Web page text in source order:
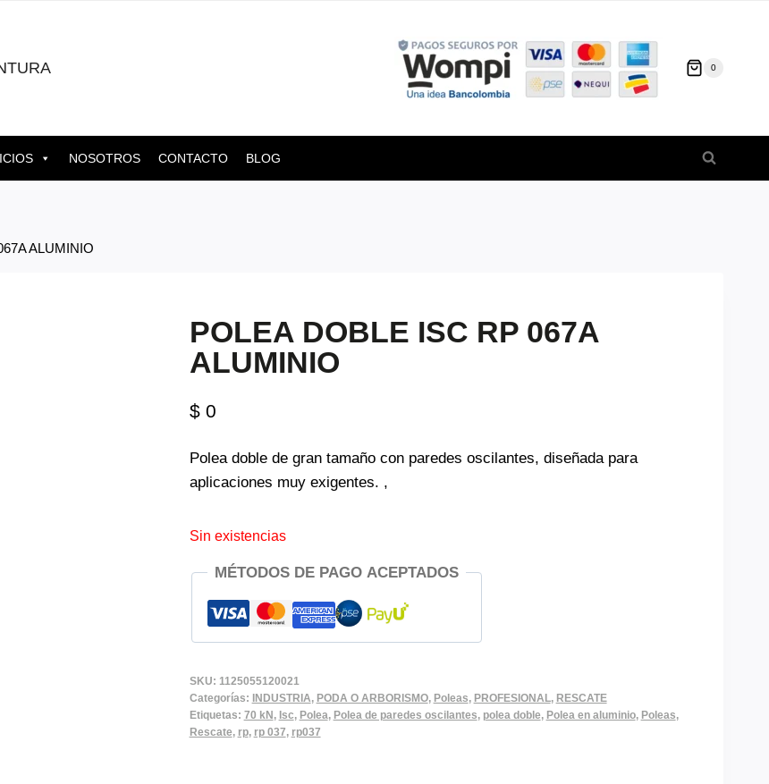
0
NOSOTROS CONTACTO BLOG
ALUMINIO
POLEA DOBLE ISC RP 067A
ALUMINIO
$0
Polea doble de gran tamaño con paredes oscilantes, diseñada para
aplicaciones muy exigentes. ,
Sin existencias
MÉTODOS DE PAGO ACEPTADOS
SKU: 1125055120021
Categorías:
INDUSTRIA, PODA O ARBORISMO, Poleas, PROFESIONAL, RESCATE
Etiquetas: 70 kN , Isc, Polea, Polea de paredes oscilantes, polea doble, Polea en aluminio, Poleas,
Rescate, rp, rp 037, rp037